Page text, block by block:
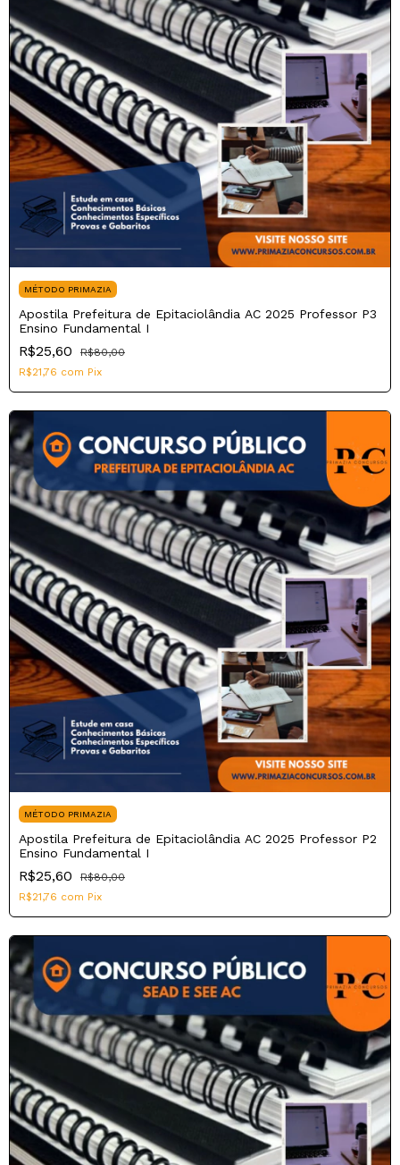
MÉTODO PRIMAZIA
Apostila Prefeitura de Epitaciolândia AC 2025 Professor P3
Ensino Fundamental I
R$25,60
R$80,00
R$21,76 com Pix
MÉTODO PRIMAZIA
Apostila Prefeitura de Epitaciolândia AC 2025 Professor P2
Ensino Fundamental I
R$25,60
R$80,00
R$21,76 com Pix